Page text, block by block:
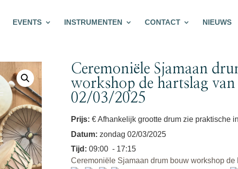
EVENTS INSTRUMENTEN CONTACT NIEUWS
Ceremoniële Sjamaan
workshop de hartslag
02/03/2025
Prijs: € Afhankelijk grootte drum zie praktische
Datum: zondag 02/03/2025
Tijd : 09:00 - 17:15
Ceremoniële Sjamaan drum bouw workshop de